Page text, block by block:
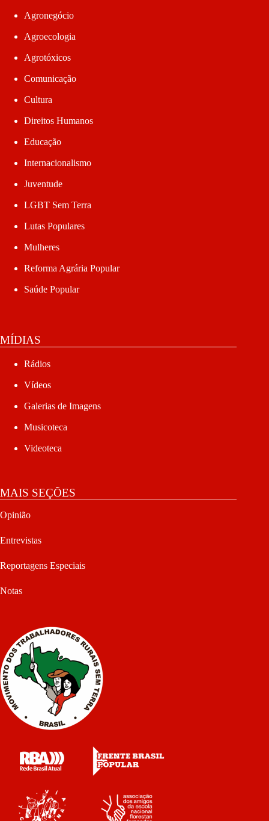
Agronegócio
Agroecologia
Agrotóxicos
Comunicação
Cultura
Direitos Humanos
Educação
Internacionalismo
Juventude
LGBT Sem Terra
Lutas Populares
Mulheres
Reforma Agrária Popular
Saúde Popular
MÍDIAS
Rádios
Vídeos
Galerias de Imagens
Musicoteca
Videoteca
MAIS SEÇÕES
Opinião
Entrevistas
Reportagens Especiais
Notas